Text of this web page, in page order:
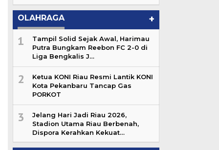
OLAHRAGA +
1
Tampil Solid Sejak Awal, Harimau
Putra Bungkam Reebon FC 2-0 di
Liga Bengkalis J…
2
Ketua KONI Riau Resmi Lantik KONI
Kota Pekanbaru Tancap Gas
PORKOT
3
Jelang Hari Jadi Riau 2026,
Stadion Utama Riau Berbenah,
Dispora Kerahkan Kekuat…